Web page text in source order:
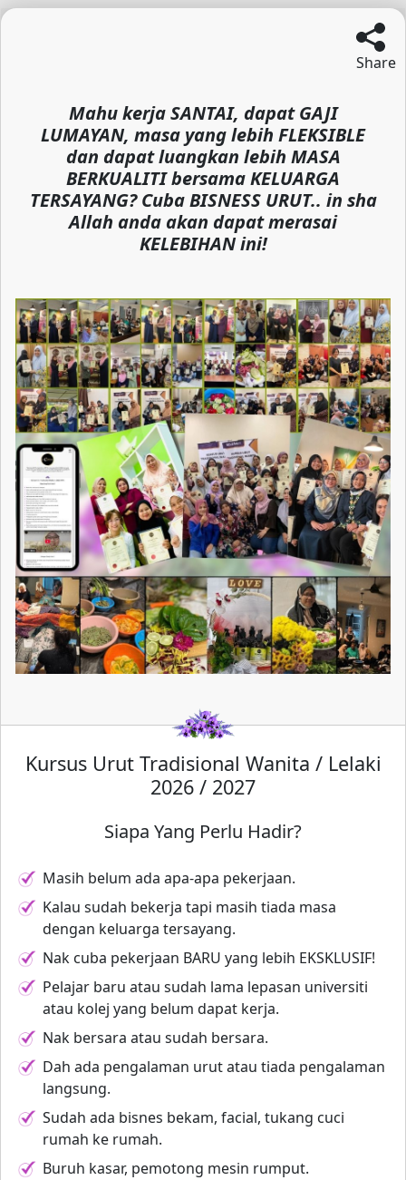
Share
Mahu kerja SANTAI, dapat GAJI
LUMAYAN, masa yang lebih FLEKSIBLE
dan dapat luangkan lebih MASA
BERKUALITI bersama KELUARGA
TERSAYANG? Cuba BISNESS URUT.. in sha
Allah anda akan dapat merasai
KELEBIHAN ini!
Kursus Urut Tradisional Wanita / Lelaki
2026 / 2027
Siapa Yang Perlu Hadir?
Masih belum ada apa-apa pekerjaan.
Kalau sudah bekerja tapi masih tiada masa
dengan keluarga tersayang.
Nak cuba pekerjaan BARU yang lebih EKSKLUSIF!
Pelajar baru atau sudah lama lepasan universiti
atau kolej yang belum dapat kerja.
Nak bersara atau sudah bersara.
Dah ada pengalaman urut atau tiada pengalaman
langsung.
Sudah ada bisnes bekam, facial, tukang cuci
rumah ke rumah.
Buruh kasar, pemotong mesin rumput.